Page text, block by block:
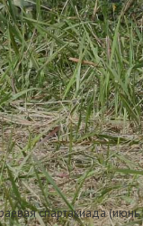
спартакиада (июнь